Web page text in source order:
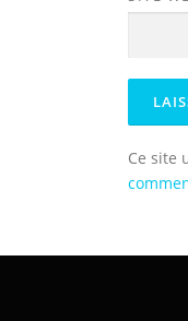
Ce site